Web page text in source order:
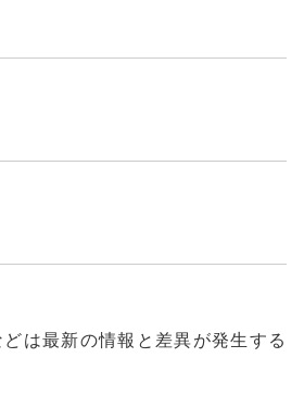
は最新の情報と差異が発生する